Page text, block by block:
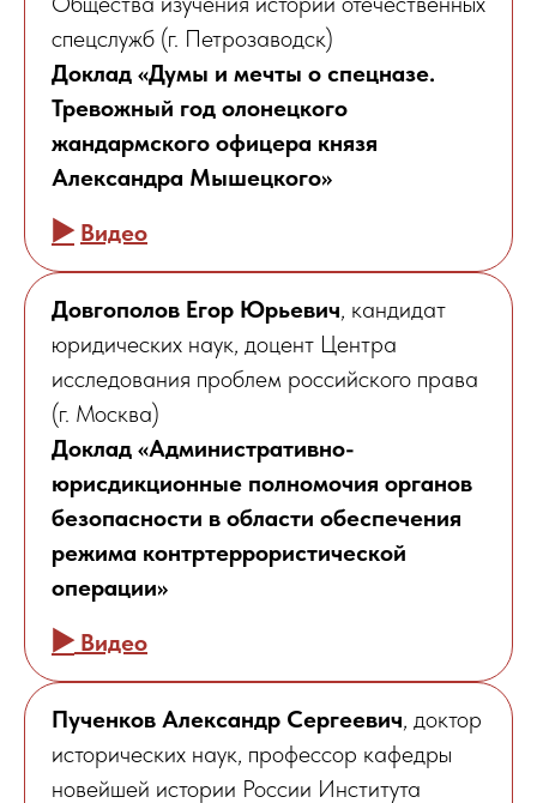
спецслужб (г. Петрозаводск)
Доклад «Думы и мечты о спецназе.
Тревожный год олонецкого
жандармского офицера князя
Александра Мышецкого»
▶️ Видео
Довгополов Егор Юрьевич, кандидат
юридических наук, доцент Центра
исследования проблем российского права
(г. Москва)
Доклад «Административно-
юрисдикционные полномочия органов
безопасности в области обеспечения
режима контртеррористической
операции»
▶️ Видео
Пученков Александр Сергеевич, доктор
исторических наук, профессор кафедры
новейшей истории России Института